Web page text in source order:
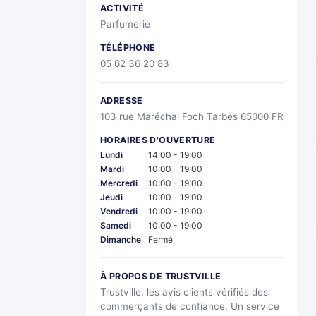
ACTIVITÉ
Parfumerie
TÉLÉPHONE
05 62 36 20 83
ADRESSE
103 rue Maréchal Foch Tarbes 65000 FR
HORAIRES D'OUVERTURE
Lundi
14:00 - 19:00
Mardi
10:00 - 19:00
Mercredi
10:00 - 19:00
Jeudi
10:00 - 19:00
Vendredi
10:00 - 19:00
Samedi
10:00 - 19:00
Dimanche
Fermé
À PROPOS DE TRUSTVILLE
Trustville, les avis clients vérifiés des
commerçants de confiance. Un service